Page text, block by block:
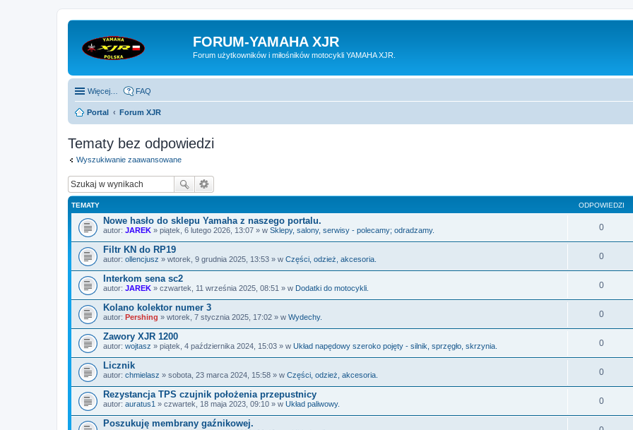
FORUM-YAMAHA XJR
Forum użytkowników i miłośników motocykli YAMAHA XJR.
Więcej… FAQ
Portal Forum XJR
Tematy bez odpowiedzi
Wyszukiwanie zaawansowane
TEMATY ODPOWIEDZI
Nowe hasło do sklepu Yamaha z naszego portalu.
autor: JAREK » piątek, 6 lutego 2026, 13:07 » w Sklepy, salony, serwisy - polecamy; odradzamy. 0
Filtr KN do RP19
autor: ollencjusz » wtorek, 9 grudnia 2025, 13:53 » w Części, odzież, akcesoria. 0
Interkom sena sc2
autor: JAREK » czwartek, 11 września 2025, 08:51 » w Dodatki do motocykli. 0
Kolano kolektor numer 3
autor: Pershing » wtorek, 7 stycznia 2025, 17:02 » w Wydechy. 0
Zawory XJR 1200
autor: wojtasz » piątek, 4 października 2024, 15:03 » w Układ napędowy szeroko pojęty - silnik, sprzęgło, skrzynia. 0
Licznik
autor: chmielasz » sobota, 23 marca 2024, 15:58 » w Części, odzież, akcesoria. 0
Rezystancja TPS czujnik położenia przepustnicy
autor: auratus1 » czwartek, 18 maja 2023, 09:10 » w Układ paliwowy. 0
Poszukuję membrany gaźnikowej.